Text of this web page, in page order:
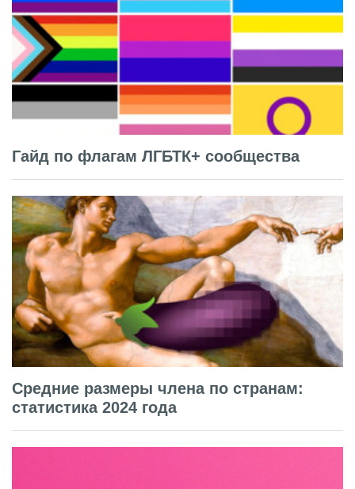
Гайд по флагам ЛГБТК+ сообщества
Средние размеры члена по странам:
статистика 2024 года